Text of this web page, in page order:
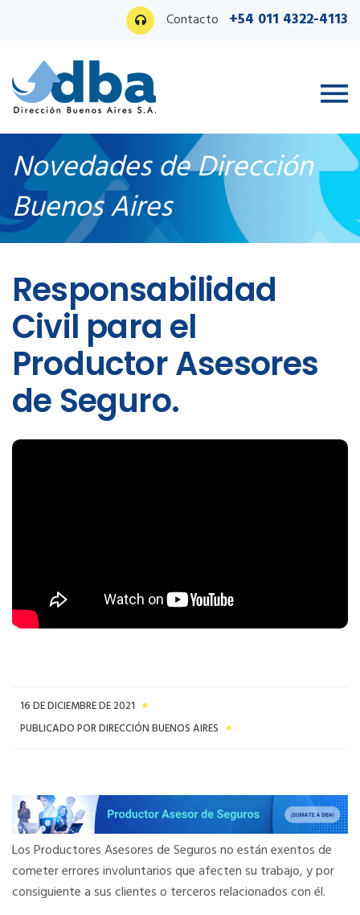
Contacto +54 011 4322-4113
Novedades de Dirección
Buenos Aires
Responsabilidad
Civil para el
Productor Asesores
de Seguro.
16 DE DICIEMBRE DE 2021
PUBLICADO POR DIRECCIÓN BUENOS AIRES
Los Productores Asesores de Seguros no están exentos de
cometer errores involuntarios que afecten su trabajo, y por
consiguiente a sus clientes o terceros relacionados con él.